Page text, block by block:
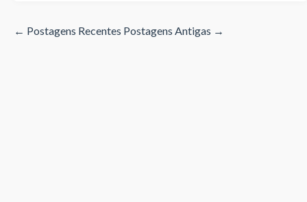
← Postagens Recentes Postagens Antigas →